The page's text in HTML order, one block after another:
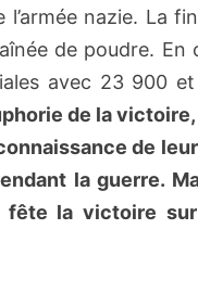
l’armée nazie. La
de poudre. En
avec 23 900
de la
de
la guerre.
fête la victoire